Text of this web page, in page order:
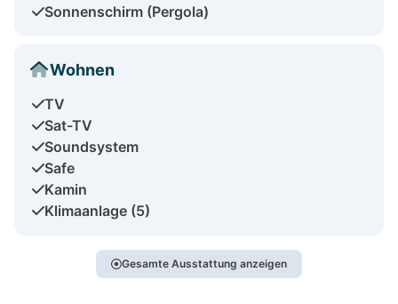
Sonnenschirm (Pergola)
Wohnen
TV
Sat-TV
Soundsystem
Safe
Kamin
Klimaanlage (5)
Gesamte Ausstattung anzeigen